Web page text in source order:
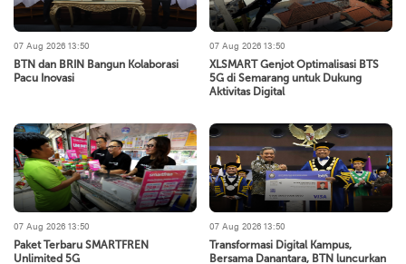
07 Aug 2026 13:50
BTN dan BRIN Bangun Kolaborasi
Pacu Inovasi
07 Aug 2026 13:50
XLSMART Genjot Optimalisasi BTS
5G di Semarang untuk Dukung
Aktivitas Digital
07 Aug 2026 13:50
Paket Terbaru SMARTFREN
Unlimited 5G
07 Aug 2026 13:50
Transformasi Digital Kampus,
Bersama Danantara, BTN luncurkan